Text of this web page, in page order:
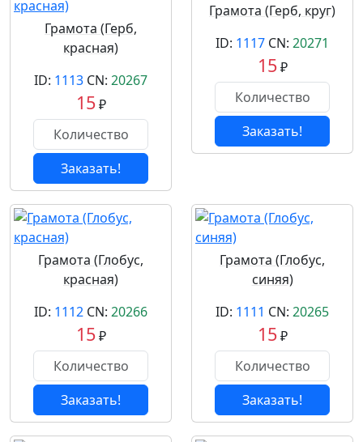
Грамота (Герб,
красная)
ID: 1113 CN: 20267
15₽
Заказать!
Грамота (Герб, круг)
ID: 1117 CN: 20271
15₽
Заказать!
Грамота (Глобус,
красная)
ID: 1112 CN: 20266
15₽
Заказать!
Грамота (Глобус,
синяя)
ID: 1111 CN: 20265
15₽
Заказать!